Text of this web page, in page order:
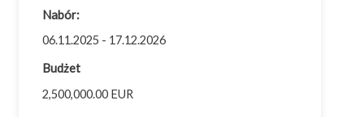
Nabór:
06.11.2025 - 17.12.2026
Budżet
2,500,000.00 EUR